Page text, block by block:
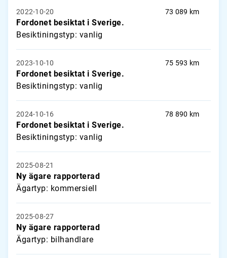
2022-10-20
Fordonet besiktat i Sverige.
Besiktiningstyp: vanlig
73 089 km
2023-10-10
Fordonet besiktat i Sverige.
Besiktiningstyp: vanlig
75 593 km
2024-10-16
Fordonet besiktat i Sverige.
Besiktiningstyp: vanlig
78 890 km
2025-08-21
Ny ägare rapporterad
Ägartyp: kommersiell
2025-08-27
Ny ägare rapporterad
Ägartyp: bilhandlare